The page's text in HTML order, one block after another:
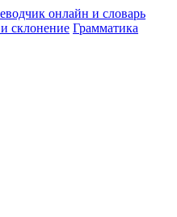
и склонение Грамматика